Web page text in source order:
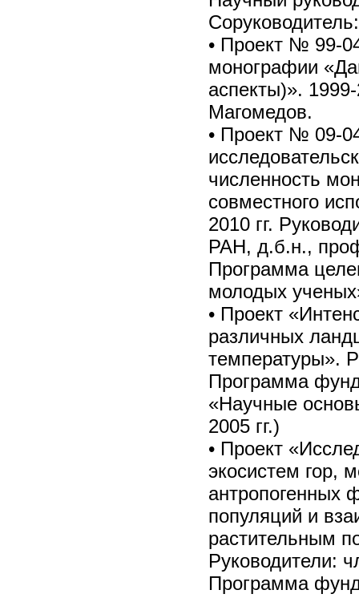
• Проект № 99-
монографии
аспекты)».
Магомедов.
• Проект № 09-
численность
совместного
2010 гг.
РАН, д.б.н.,
Программа
молодых
• Проект
различных
температуры».
Программа
«Научные
2005 гг.)
• Проект
экосистем гор,
антропогенных
популяций и
растительным
Руководители:
Программа